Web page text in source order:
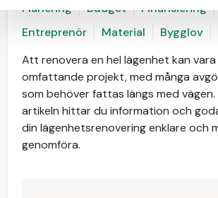
Planering Budget
Finansiering
Entreprenör
Material
Bygglov
Att renovera en hel lägenhet kan
omfattande projekt, med många
som behöver fattas längs med vägen.
artikeln hittar du information och
din lägenhetsrenovering enklare och
genomföra.